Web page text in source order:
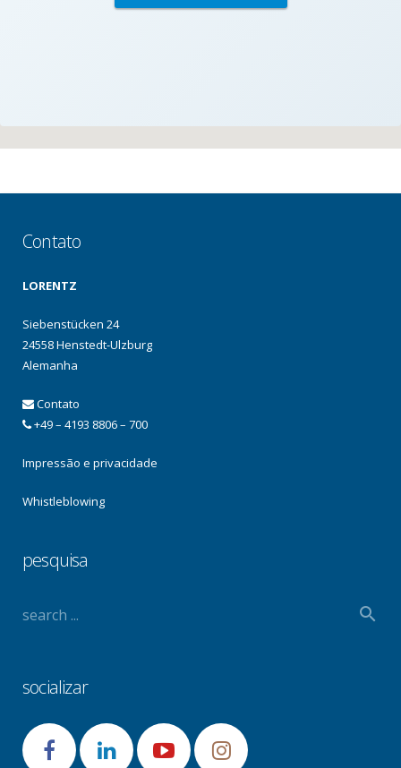
Contato
LORENTZ
Siebenstücken 24
24558 Henstedt-Ulzburg
Alemanha
Contato
+49 – 4193 8806 – 700
Impressão e privacidade
Whistleblowing
pesquisa
socializar